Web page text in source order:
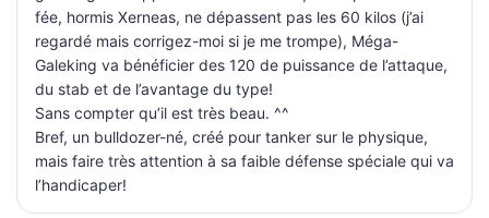
fée, hormis Xerneas, ne dépassent pas les 60 kilos (j’ai
regardé mais corrigez-moi si je me trompe), Méga-
Galeking va bénéficier des 120 de puissance de l’attaque,
du stab et de l’avantage du type!
Sans compter qu’il est très beau. ^^
Bref, un bulldozer-né, créé pour tanker sur le physique,
mais faire très attention à sa faible défense spéciale qui va
l’handicaper!